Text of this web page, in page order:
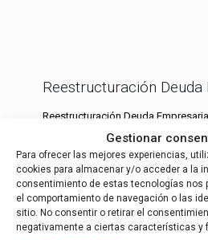
Gestionar
Para ofrecer las mejores experiencias,
cookies para almacenar y/o acceder a la
consentimiento de estas tecnologías nos
el comportamiento de navegación o las
sitio. No consentir o retirar el
negativamente a ciertas características y
Reestructuración Deuda
Reestructuración Deuda
Generales Jefatura de Estado 2485
urgentes en materia de